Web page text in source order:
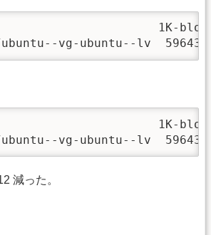
1K-blocks
vg-ubuntu--lv
1K-blocks
vg-ubuntu--lv
減った。